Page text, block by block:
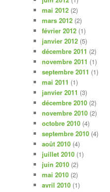
mai 2012 (2)
mars 2012 (2)
février 2012 (1)
janvier 2012 (5)
décembre 2011 (2)
novembre 2011 (1)
septembre 2011 (1)
mai 2011 (1)
janvier 2011 (3)
décembre 2010 (2)
novembre 2010 (2)
octobre 2010 (4)
septembre 2010 (4)
août 2010 (4)
juillet 2010 (1)
juin 2010 (2)
mai 2010 (2)
avril 2010 (1)